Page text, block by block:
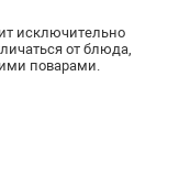
исключительно
от блюда,
поварами.